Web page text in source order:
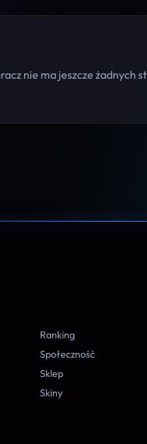
nie ma jeszcze żadnych
Ranking
Społeczność
Sklep
Skiny